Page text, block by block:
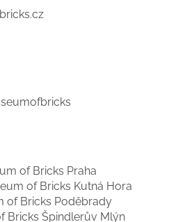
of Bricks Praha
of Bricks Kutná Hora
of Bricks Poděbrady
Bricks Špindlerův Mlýn